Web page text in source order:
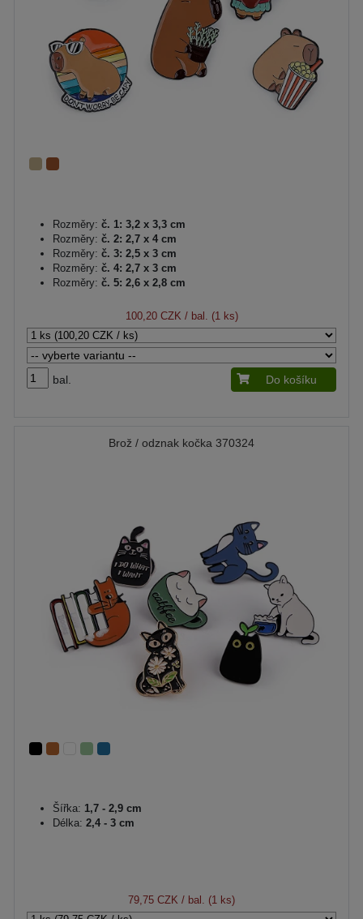
Rozměry: č. 1: 3,2 x 3,3 cm
Rozměry: č. 2: 2,7 x 4 cm
Rozměry: č. 3: 2,5 x 3 cm
Rozměry: č. 4: 2,7 x 3 cm
Rozměry: č. 5: 2,6 x 2,8 cm
100,20 CZK / bal. (1 ks)
bal. Do košíku
Brož / odznak kočka 370324
Šířka: 1,7 - 2,9 cm
Délka: 2,4 - 3 cm
79,75 CZK / bal. (1 ks)